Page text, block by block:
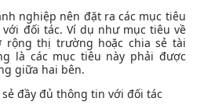
nghiệp nên đặt ra các mục tiêu
đối tác. Ví dụ như mục tiêu về
rộng thị trường hoặc chia sẻ tài
là các mục tiêu này phải được
giữa hai bên.
đầy đủ thông tin với đối tác